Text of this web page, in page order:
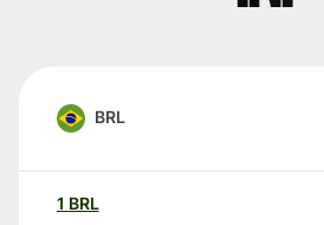
BRL
1 BRL